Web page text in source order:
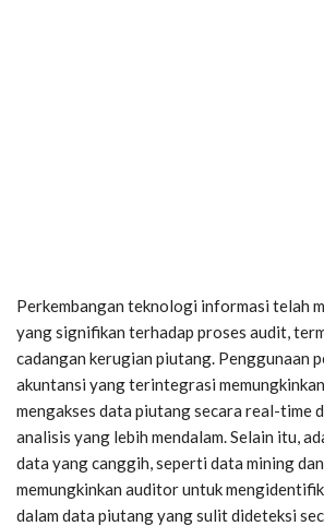
Perkembangan teknologi informasi telah
yang signifikan terhadap proses audit,
cadangan kerugian piutang. Penggunaan
akuntansi yang terintegrasi
mengakses data piutang secara real-time
analisis yang lebih mendalam. Selain itu,
data yang canggih, seperti data mining
memungkinkan auditor untuk
dalam data piutang yang sulit dideteksi